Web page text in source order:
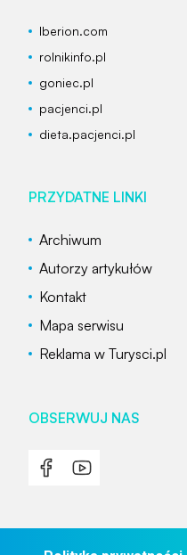
Iberion.com
rolnikinfo.pl
goniec.pl
pacjenci.pl
dieta.pacjenci.pl
PRZYDATNE LINKI
Archiwum
Autorzy artykułów
Kontakt
Mapa serwisu
Reklama w Turysci.pl
OBSERWUJ NAS